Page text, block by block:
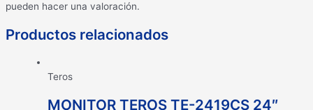
pueden hacer una valoración.
Productos relacionados
Teros
MONITOR TEROS TE-2419CS 24″